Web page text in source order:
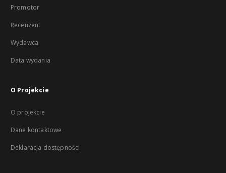
Promotor
Recenzent
Wydawca
Data wydania
O Projekcie
O projekcie
Dane kontaktowe
Deklaracja dostępności